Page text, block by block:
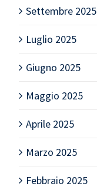
Settembre 2025
Luglio 2025
Giugno 2025
Maggio 2025
Aprile 2025
Marzo 2025
Febbraio 2025